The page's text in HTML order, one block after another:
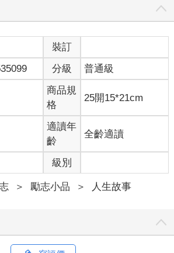
開始大放送：「×年×班黃越綏同學速到訓
已寫好的悔過書去報到。進入辦公室，我
臉色鐵靑的教官一人，我一面知趣地道歉
面嘻皮笑臉地說：「教官，別生氣啦，我
你一個玩笑罷了。」
與幾個較要好的同學相約一起爬牆到校
式宿舍的芒果樹上採芒果，男生負責爬上
在下面撐開裙襬接上面丟下來的芒果，邊
，摘著摘著竟忽略了上課鐘聲已響。
家都不願出賣彼此，因此最後導師祭出殺
若不快點供出主謀者，則將吿知家長或退
少同學都是來自偏鄉，好不容易才爭取到
裝訂
分級 普通級
商品規
格
25開15*21cm
適讀年
齡
全齡適讀
級別
＞ 勵志小品 ＞ 人生故事